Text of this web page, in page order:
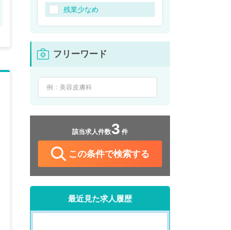
残業少なめ
フリーワード
該当求人件数3 件
この条件で検索する
最近見た求人履歴